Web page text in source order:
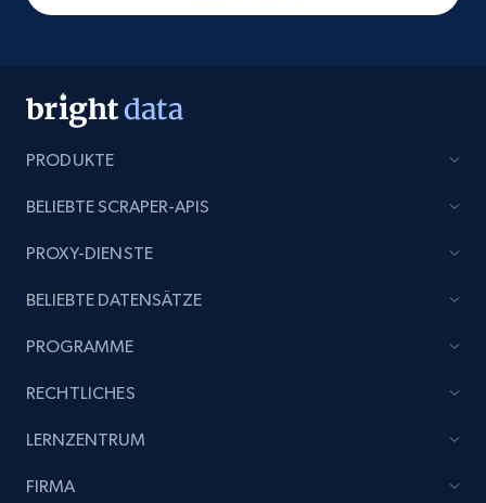
PRODUKTE
BELIEBTE SCRAPER-APIS
PROXY-DIENSTE
BELIEBTE DATENSÄTZE
PROGRAMME
RECHTLICHES
LERNZENTRUM
FIRMA